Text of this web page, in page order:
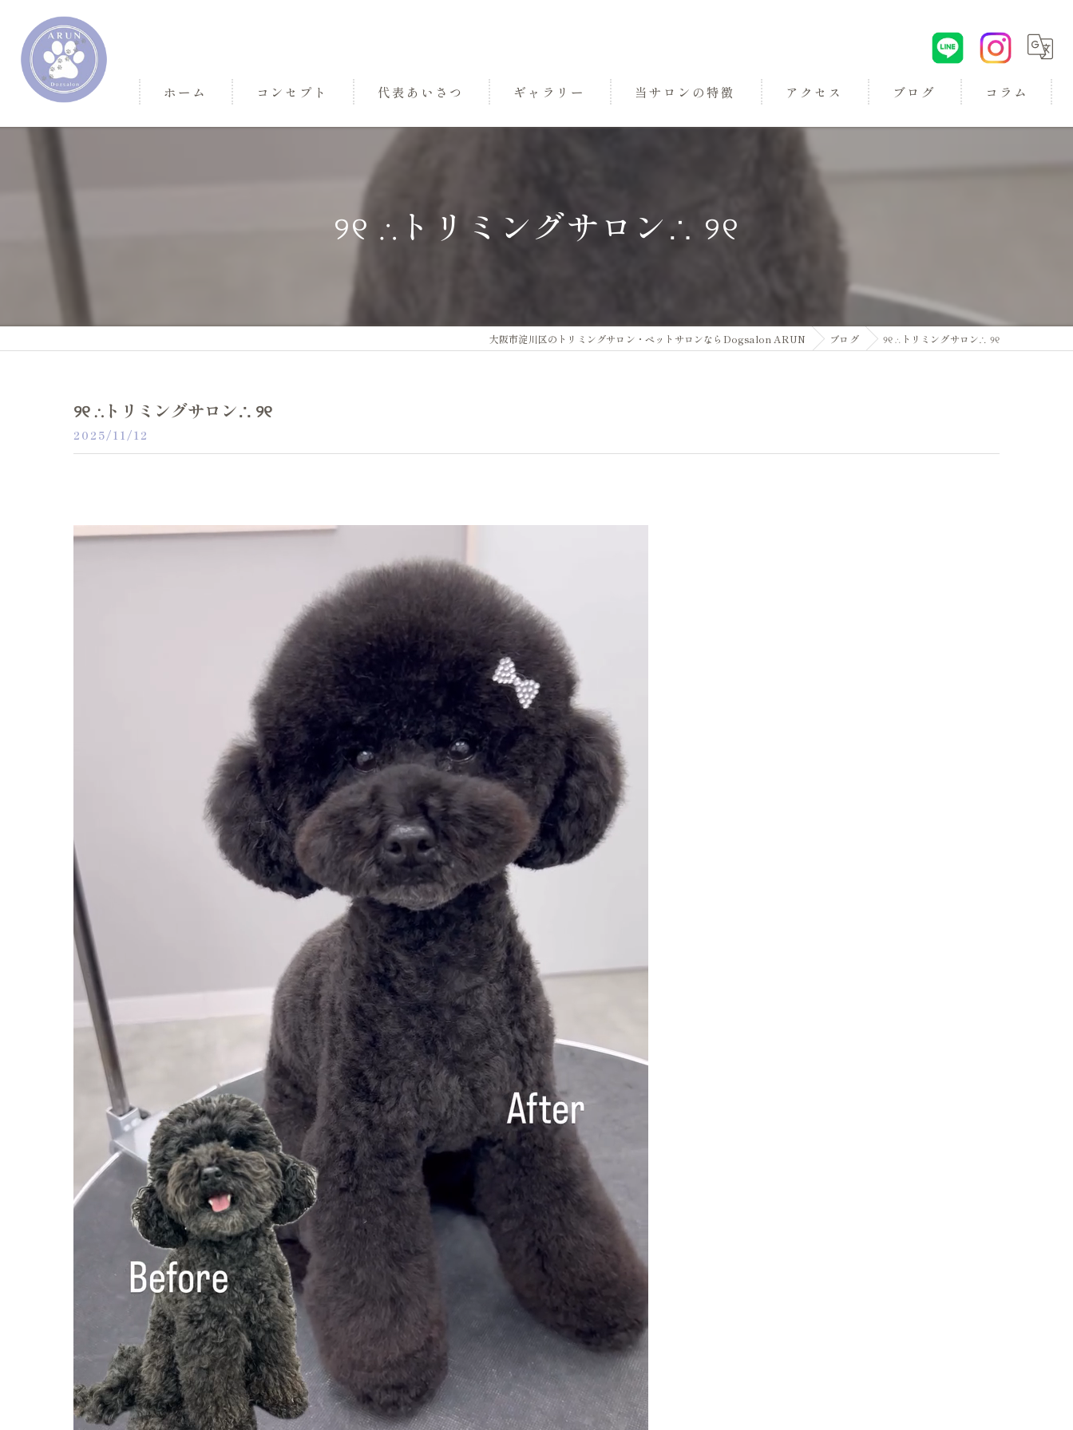
ホーム コンセプト 代表あいさつ ギャラリー 当サロンの特徴
小型犬
アクセス ブログ コラム
୨୧ ∴トリミングサロン∴ ୨୧
大阪市淀川区のトリミングサロン・ペットサロンならDogsalon ARUN ブログ ୨୧ ∴トリミングサロン∴ ୨୧
୨୧ ∴トリミングサロン∴ ୨୧
2025/11/12